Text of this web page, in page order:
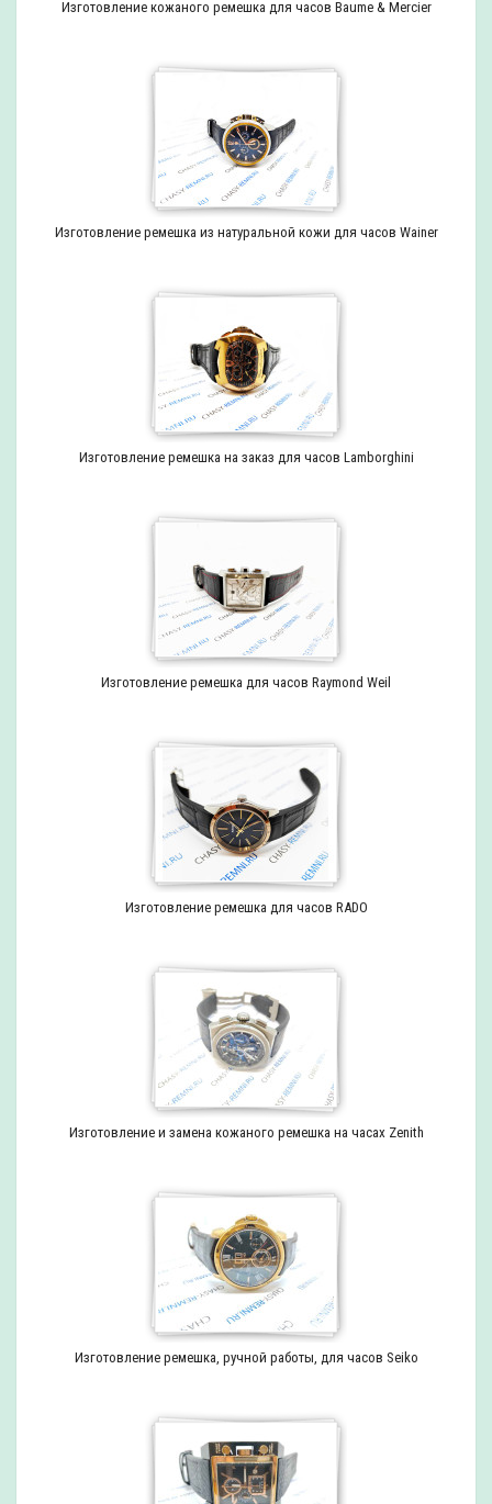
Изготовление кожаного ремешка для часов Baume & Mercier
Изготовление ремешка из натуральной кожи для часов Wainer
Изготовление ремешка на заказ для часов Lamborghini
Изготовление ремешка для часов Raymond Weil
Изготовление ремешка для часов RADO
Изготовление и замена кожаного ремешка на часах Zenith
Изготовление ремешка, ручной работы, для часов Seiko